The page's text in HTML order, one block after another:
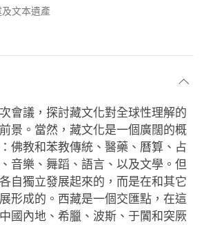
文本遺產
會議，探討藏文化對全球性理解的
景。當然，藏文化是一個廣闊的概
佛教和苯教傳統、醫藥、曆算、占
音樂、舞蹈、語言、以及文學。但
自獨立發展起來的，而是在和其它
形成的。西藏是一個交匯點，在這
國內地、希臘、波斯、于闐和突厥